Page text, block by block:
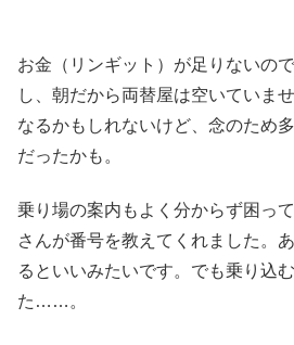
お金（リンギット）が足りないの
し、朝だから両替屋は空いていま
なるかもしれないけど、念のため
だったかも。
乗り場の案内もよく分からず困っ
さんが番号を教えてくれました。
るといいみたいです。でも乗り込
た……。